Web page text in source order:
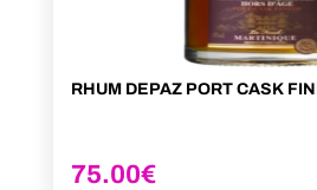
RHUM DEPAZ PORT CASK
75.00€